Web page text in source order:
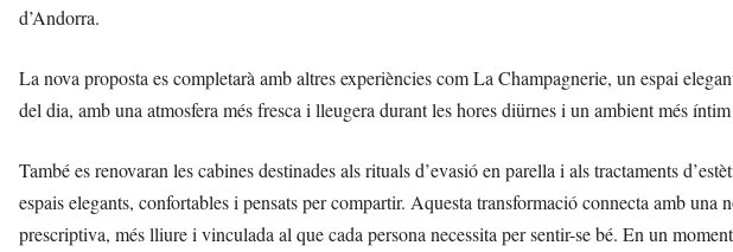
d’Andorra.
La nova proposta es completarà amb altres experiències com La Champagnerie, un espai
del dia, amb una atmosfera més fresca i lleugera durant les hores diürnes i un ambient més
També es renovaran les cabines destinades als rituals d’evasió en parella i als tractaments
espais elegants, confortables i pensats per compartir. Aquesta transformació connecta amb una
prescriptiva, més lliure i vinculada al que cada persona necessita per sentir-se bé. En un